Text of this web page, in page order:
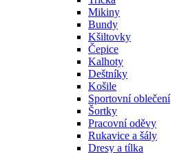
Mikiny
Bundy
Kšiltovky
Čepice
Kalhoty
Deštníky
Košile
Sportovní oblečení
Šortky
Pracovní oděvy
Rukavice a šály
Dresy a tílka